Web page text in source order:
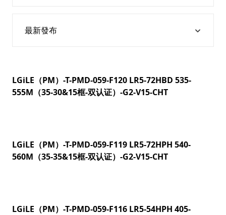
LGiLE（PM）-T-PMD-059-F120 LR5-72HBD 535-
555M（35-30&15框-双认证）-G2-V15-CHT
LGiLE（PM）-T-PMD-059-F119 LR5-72HPH 540-
560M（35-35&15框-双认证）-G2-V15-CHT
LGiLE（PM）-T-PMD-059-F116 LR5-54HPH 405-